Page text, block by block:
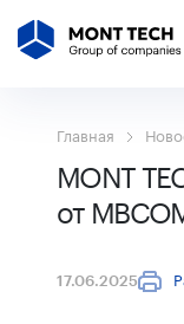
Главная
MONT
от
17.06.2025